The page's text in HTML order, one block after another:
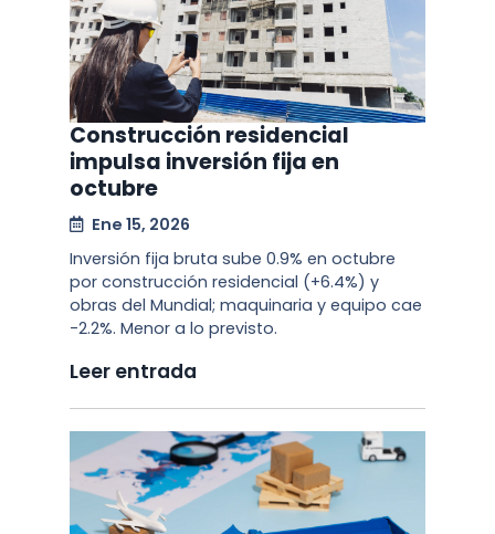
Construcción residencial
impulsa inversión fija en
octubre
Ene 15, 2026
Inversión fija bruta sube 0.9% en octubre
por construcción residencial (+6.4%) y
obras del Mundial; maquinaria y equipo cae
-2.2%. Menor a lo previsto.
Leer entrada